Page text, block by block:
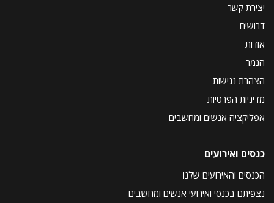
יצירת קשר
דרושים
אודות
הנמר
הצהרת נגישות
מדיניות הפרטיות
אפליקציה אנשים ומחשבים
כנסים ואירועים
הכנסים והאירועים שלנו
נצפיתם בכנסי ואירועי אנשים ומחשבים